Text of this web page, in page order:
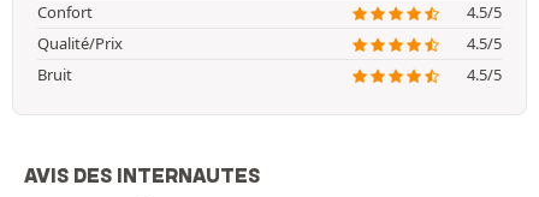
Confort
4.5/5
Qualité/Prix
4.5/5
Bruit
4.5/5
AVIS DES INTERNAUTES